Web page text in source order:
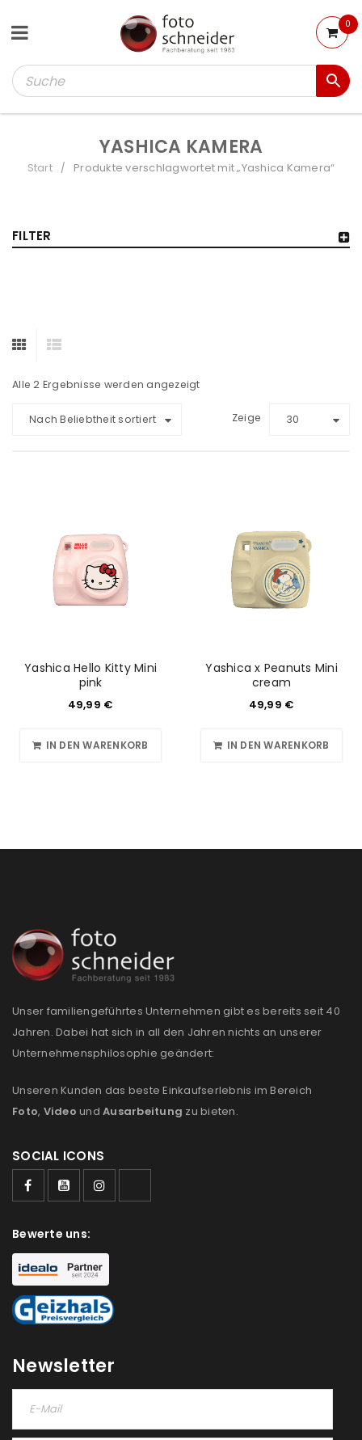
0
YASHICA KAMERA
Start / Produkte verschlagwortet mit „Yashica Kamera“
FILTER
Alle 2 Ergebnisse werden angezeigt
Nach Beliebtheit sortiert Zeige 30
Yashica Hello Kitty Mini
pink
49,99 €
IN DEN WARENKORB
Yashica x Peanuts Mini
cream
49,99 €
IN DEN WARENKORB
Unser familiengeführtes Unternehmen gibt es bereits seit 40
Jahren. Dabei hat sich in all den Jahren nichts an unserer
Unternehmensphilosophie geändert:
Unseren Kunden das beste Einkaufserlebnis im Bereich
Foto, Video und Ausarbeitung zu bieten.
SOCIAL ICONS
Bewerte uns:
Newsletter